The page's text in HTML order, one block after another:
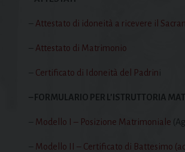
– Attestato di idoneità a ricevere il
– Attestato di Matrimonio
– Certificato di Idoneità del Padrini
– FORMULARIO PER L’ISTRUTTORIA
– Modello I – Posizione Matrimoniale
– Modello II – Certificato di Battesimo